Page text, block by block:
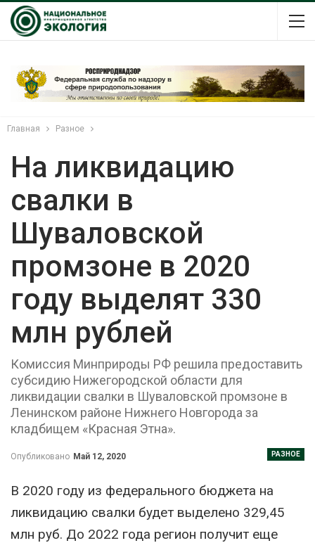
Главная Разное
На ликвидацию
свалки в
Шуваловской
промзоне в 2020
году выделят 330
млн рублей
Комиссия Минприроды РФ решила предоставить
субсидию Нижегородской области для
ликвидации свалки в Шуваловской промзоне в
Ленинском районе Нижнего Новгорода за
кладбищем «Красная Этна».
РАЗНОЕ
Опубликовано Май 12, 2020
В 2020 году из федерального бюджета на
ликвидацию свалки будет выделено 329,45
млн руб. До 2022 года регион получит еще